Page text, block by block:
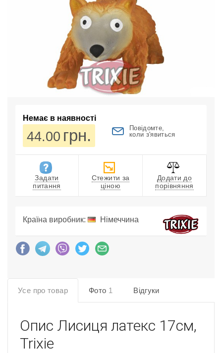
Немає в наявності
44.00 грн.
Повідомте,
коли з'явиться
Задати
питання
Стежити за
ціною
Додати до
порівняння
Країна виробник: Німеччина
Усе про товар Фото 1 Відгуки
Опис Лисиця латекс 17см,
Trixie